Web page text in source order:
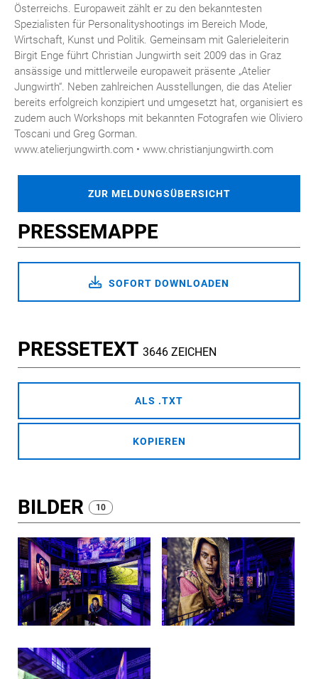
Österreichs. Europaweit zählt er zu den bekanntesten
Spezialisten für Personalityshootings im Bereich Mode,
Wirtschaft, Kunst und Politik. Gemeinsam mit Galerieleiterin
Birgit Enge führt Christian Jungwirth seit 2009 das in Graz
ansässige und mittlerweile europaweit präsente „Atelier
Jungwirth“. Neben zahlreichen Ausstellungen, die das Atelier
bereits erfolgreich konzipiert und umgesetzt hat, organisiert es
zudem auch Workshops mit bekannten Fotografen wie Oliviero
Toscani und Greg Gorman.
www.atelierjungwirth.com • www.christianjungwirth.com
ZUR MELDUNGSÜBERSICHT
PRESSEMAPPE
SOFORT DOWNLOADEN
PRESSETEXT 3646 ZEICHEN
ALS .TXT
KOPIEREN
BILDER 10